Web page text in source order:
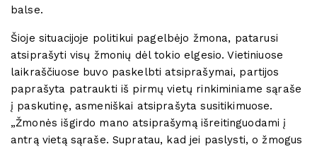
balse.
Šioje situacijoje politikui pagelbėjo žmona, patarusi
atsiprašyti visų žmonių dėl tokio elgesio. Vietiniuose
laikraščiuose buvo paskelbti atsiprašymai, partijos
paprašyta patraukti iš pirmų vietų rinkiminiame sąraše
į paskutinę, asmeniškai atsiprašyta susitikimuose.
„Žmonės išgirdo mano atsiprašymą išreitinguodami į
antrą vietą sąraše. Supratau, kad jei paslysti, o žmogus